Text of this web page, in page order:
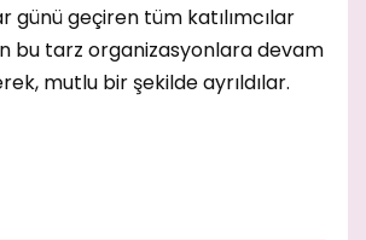
günü geçiren tüm katılımcılar
bu tarz organizasyonlara devam
mutlu bir şekilde ayrıldılar.